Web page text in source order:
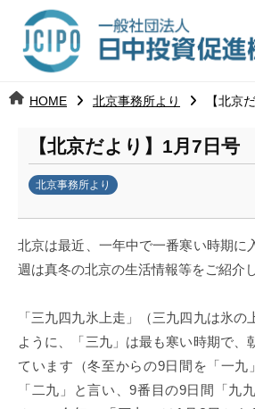
ツ 日
中
投
資
促
機
構
j
HOME 北京事務所より 【北京
【北京だより】1月7日号
北京事務所より
k
a
a
u
北京は最近、一年中で一番寒い時期に
週は真冬の北京の生活情報等をご紹介
「三九四九氷上走」（三九四九は氷の
ように、「三九」は最も寒い時期で、
ています （冬至からの9日間を「一
「二九」と言い、9番目の9日間「九
日
中
資
進
構